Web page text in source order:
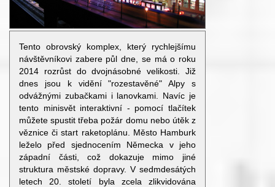
Tento obrovský komplex, který rychlejšímu
návštěvníkovi zabere půl dne, se má o roku
2014 rozrůst do dvojnásobné velikosti. Již
dnes jsou k vidění "rozestavěné" Alpy s
odvážnými zubačkami i lanovkami. Navíc je
tento minisvět interaktivní - pomocí tlačítek
můžete spustit třeba požár domu nebo útěk z
věznice či start raketoplánu. Město Hamburk
leželo před sjednocením Německa v jeho
západní části, což dokazuje mimo jiné
struktura městské dopravy. V sedmdesátých
letech 20. století byla zcela zlikvidována